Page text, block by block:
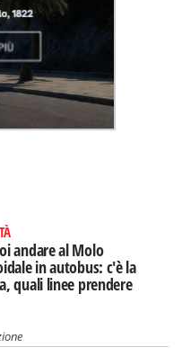
andare al Molo
in autobus: c'è la
quali linee prendere